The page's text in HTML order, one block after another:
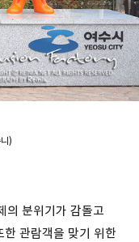
)
의 분위기가 감돌고
관람객을 맞기 위한